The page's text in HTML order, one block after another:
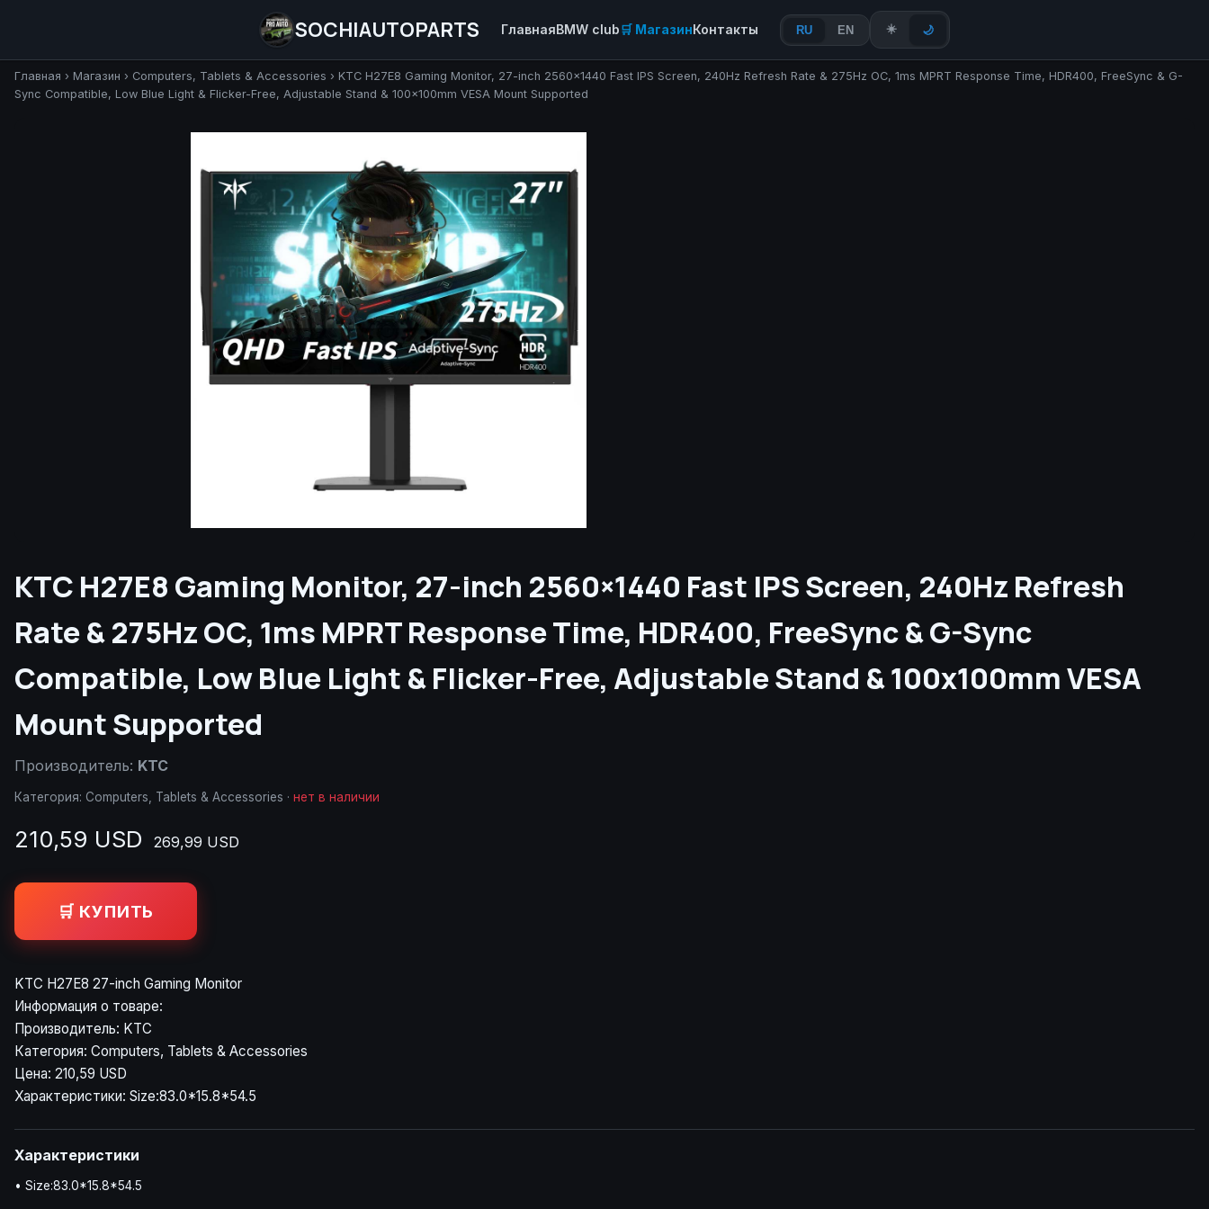
SOCHIAUTOPARTS ГлавнаяBMW club🛒 МагазинКонтакты RU EN ☀️ 🌙
Главная › Магазин › Computers, Tablets & Accessories › KTC H27E8 Gaming Monitor, 27-inch 2560×1440 Fast IPS Screen, 240Hz Refresh Rate & 275Hz OC, 1ms MPRT Response Time, HDR400, FreeSync & G-
Sync Compatible, Low Blue Light & Flicker-Free, Adjustable Stand & 100x100mm VESA Mount Supported
KTC H27E8 Gaming Monitor, 27-inch 2560×1440 Fast IPS Screen, 240Hz Refresh
Rate & 275Hz OC, 1ms MPRT Response Time, HDR400, FreeSync & G-Sync
Compatible, Low Blue Light & Flicker-Free, Adjustable Stand & 100x100mm VESA
Mount Supported
Производитель: KTC
Категория: Computers, Tablets & Accessories · нет в наличии
210,59 USD 269,99 USD
🛒 КУПИТЬ
KTC H27E8 27-inch Gaming Monitor
Информация о товаре:
Производитель: KTC
Категория: Computers, Tablets & Accessories
Цена: 210,59 USD
Характеристики: Size:83.0*15.8*54.5
Характеристики
• Size:83.0*15.8*54.5